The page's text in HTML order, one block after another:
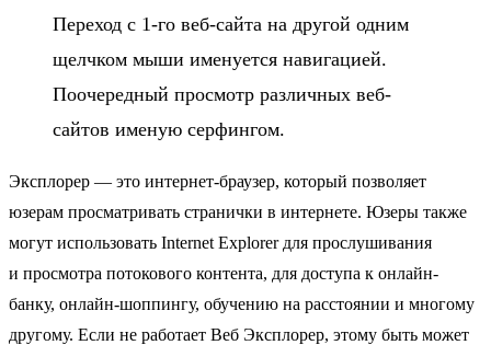
Переход с 1-го веб-сайта на другой одним
щелчком мыши именуется навигацией.
Поочередный просмотр различных веб-
сайтов именую серфингом.
Эксплорер — это интернет-браузер, который позволяет
юзерам просматривать странички в интернете. Юзеры также
могут использовать Internet Explorer для прослушивания
и просмотра потокового контента, для доступа к онлайн-
банку, онлайн-шоппингу, обучению на расстоянии и многому
другому. Если не работает Веб Эксплорер, этому быть может